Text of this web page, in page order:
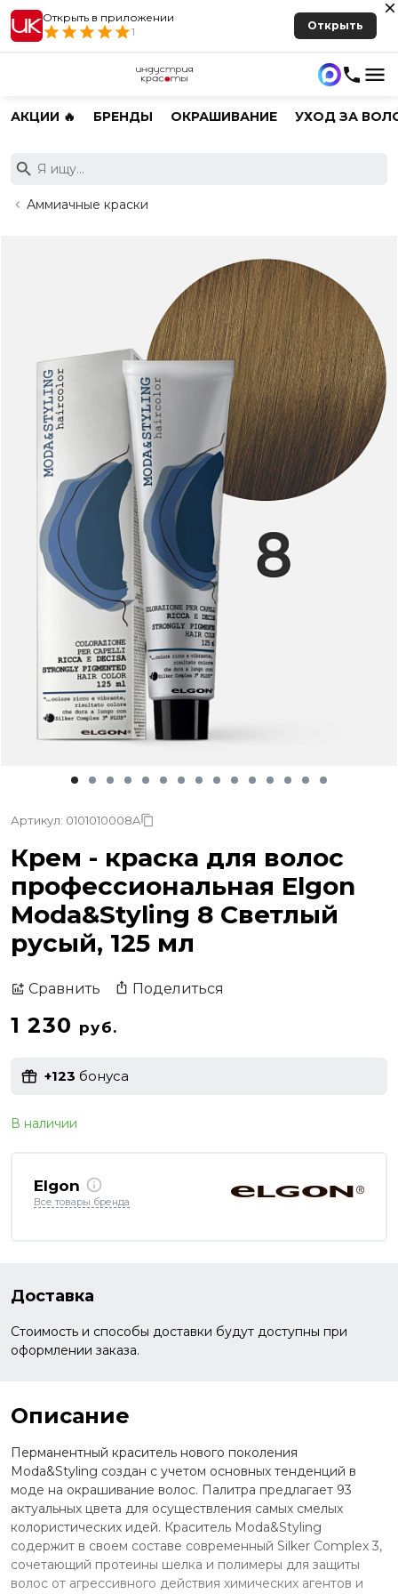
Открыть в приложении
1
Открыть
АКЦИИ 🔥 БРЕНДЫ ОКРАШИВАНИЕ УХОД ЗА
Аммиачные краски
Артикул: 0101010008A
Крем - краска для волос
профессиональная Elgon
Moda&Styling 8 Светлый
русый, 125 мл
Сравнить Поделиться
1 230 руб.
+123 бонуса
В наличии
Elgon
Все товары бренда
Доставка
Стоимость и способы доставки будут доступны при
оформлении заказа.
Описание
Перманентный краситель нового поколения
Moda&Styling создан с учетом основных тенденций в
моде на окрашивание волос. Палитра предлагает 93
актуальных цвета для осуществления самых смелых
колористических идей. Краситель Moda&Styling
содержит в своем составе современный Silker Complex 3,
сочетающий протеины шелка и полимеры для защиты
волос от агрессивного действия химических агентов и